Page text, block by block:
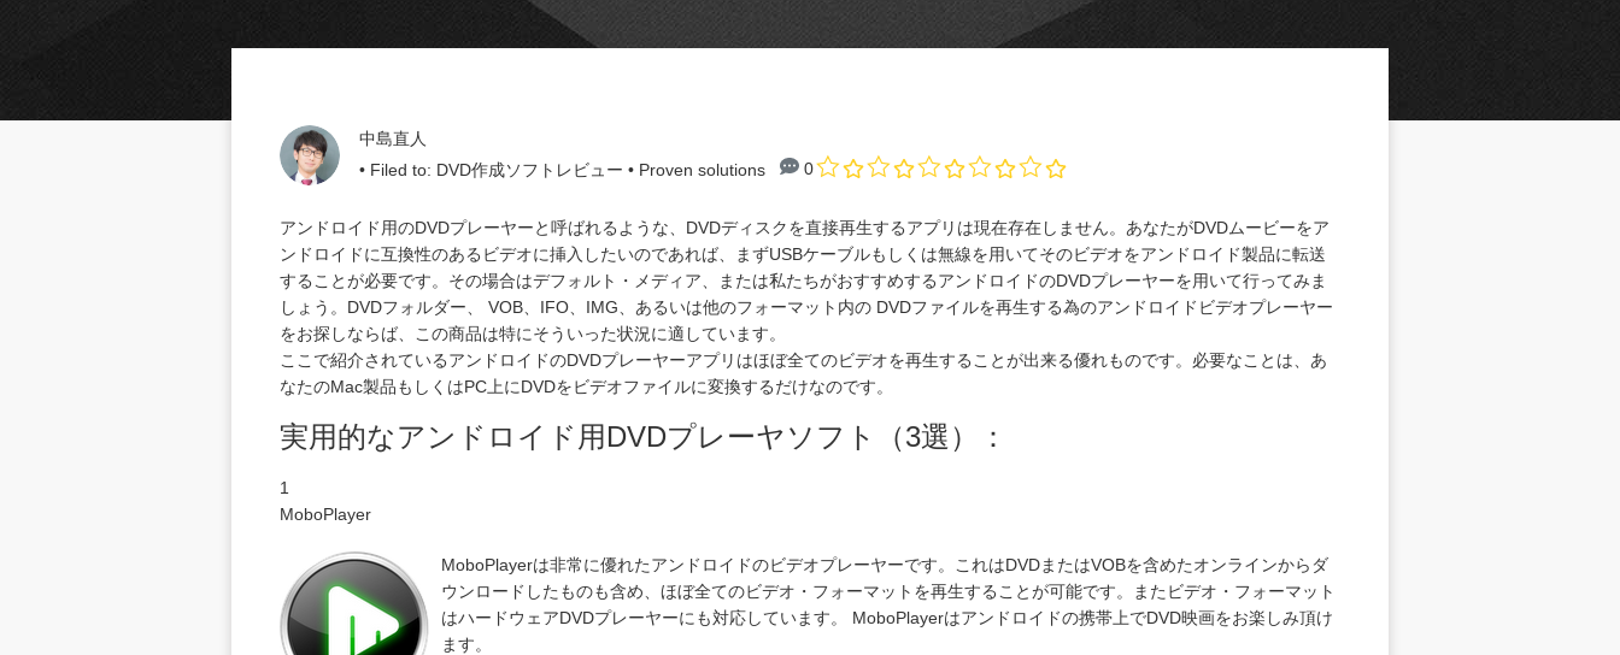
中島直人
• Filed to: DVD作成ソフトレビュー • Proven solutions 0
アンドロイド用のDVDプレーヤーと呼ばれるような、DVDディスクを直接再生するアプリは現在存在しません。あなたがDVDムービーをア
ンドロイドに互換性のあるビデオに挿入したいのであれば、まずUSBケーブルもしくは無線を用いてそのビデオをアンドロイド製品に転送
することが必要です。その場合はデフォルト・メディア、または私たちがおすすめするアンドロイドのDVDプレーヤーを用いて行ってみま
しょう。DVDフォルダー、 VOB、IFO、IMG、あるいは他のフォーマット内の DVDファイルを再生する為のアンドロイドビデオプレーヤー
をお探しならば、この商品は特にそういった状況に適しています。
ここで紹介されているアンドロイドのDVDプレーヤーアプリはほぼ全てのビデオを再生することが出来る優れものです。必要なことは、あ
なたのMac製品もしくはPC上にDVDをビデオファイルに変換するだけなのです。
実用的なアンドロイド用DVDプレーヤソフト（3選）：
1
MoboPlayer
MoboPlayerは非常に優れたアンドロイドのビデオプレーヤーです。これはDVDまたはVOBを含めたオンラインからダ
ウンロードしたものも含め、ほぼ全てのビデオ・フォーマットを再生することが可能です。またビデオ・フォーマット
はハードウェアDVDプレーヤーにも対応しています。 MoboPlayerはアンドロイドの携帯上でDVD映画をお楽しみ頂け
ます。